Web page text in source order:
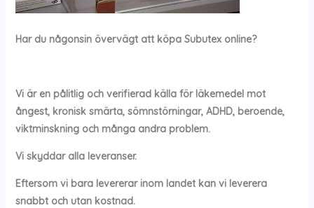
Har du någonsin övervägt att köpa Subutexonline?
Vi är en pålitlig och verifierad källa för läkemedel mot
ångest, kronisk smärta, sömnstörningar, ADHD, beroende,
viktminskning och många andra problem.
Vi skyddar alla leveranser.
Eftersom vi bara levererar inom landet kan vi leverera
snabbt och utan kostnad.